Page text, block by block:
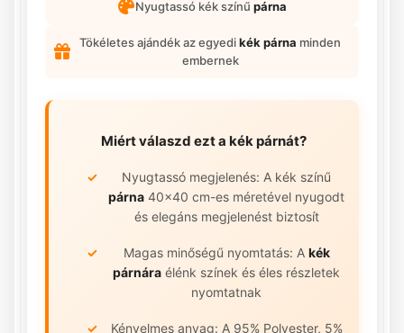
Nyugtassó kék színű párna
Tökéletes ajándék az egyedikék párna minden
embernek
Miért válaszd ezt a kék párnát?
Nyugtassó megjelenés: A kék színű
párna 40x40 cm-es méretével nyugodt
és elegáns megjelenést biztosít
Magas minőségű nyomtatás: A kék
párnára élénk színek és éles részletek
nyomtatnak
Kényelmes anyag: A 95% Polyester, 5%